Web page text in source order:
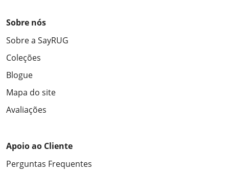
Sobre nós
Sobre a SayRUG
Coleções
Blogue
Mapa do site
Avaliações
Apoio ao Cliente
Perguntas Frequentes